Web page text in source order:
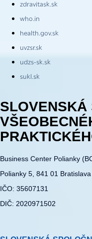
zdravitask.sk
who.in
health.gov.sk
uvzsr.sk
udzs-sk.sk
sukl.sk
SLOVENSKÁ
Business Center Polianky
Polianky 5, 841 01 Bratislava
IČO: 35607131
DIČ: 2020971502